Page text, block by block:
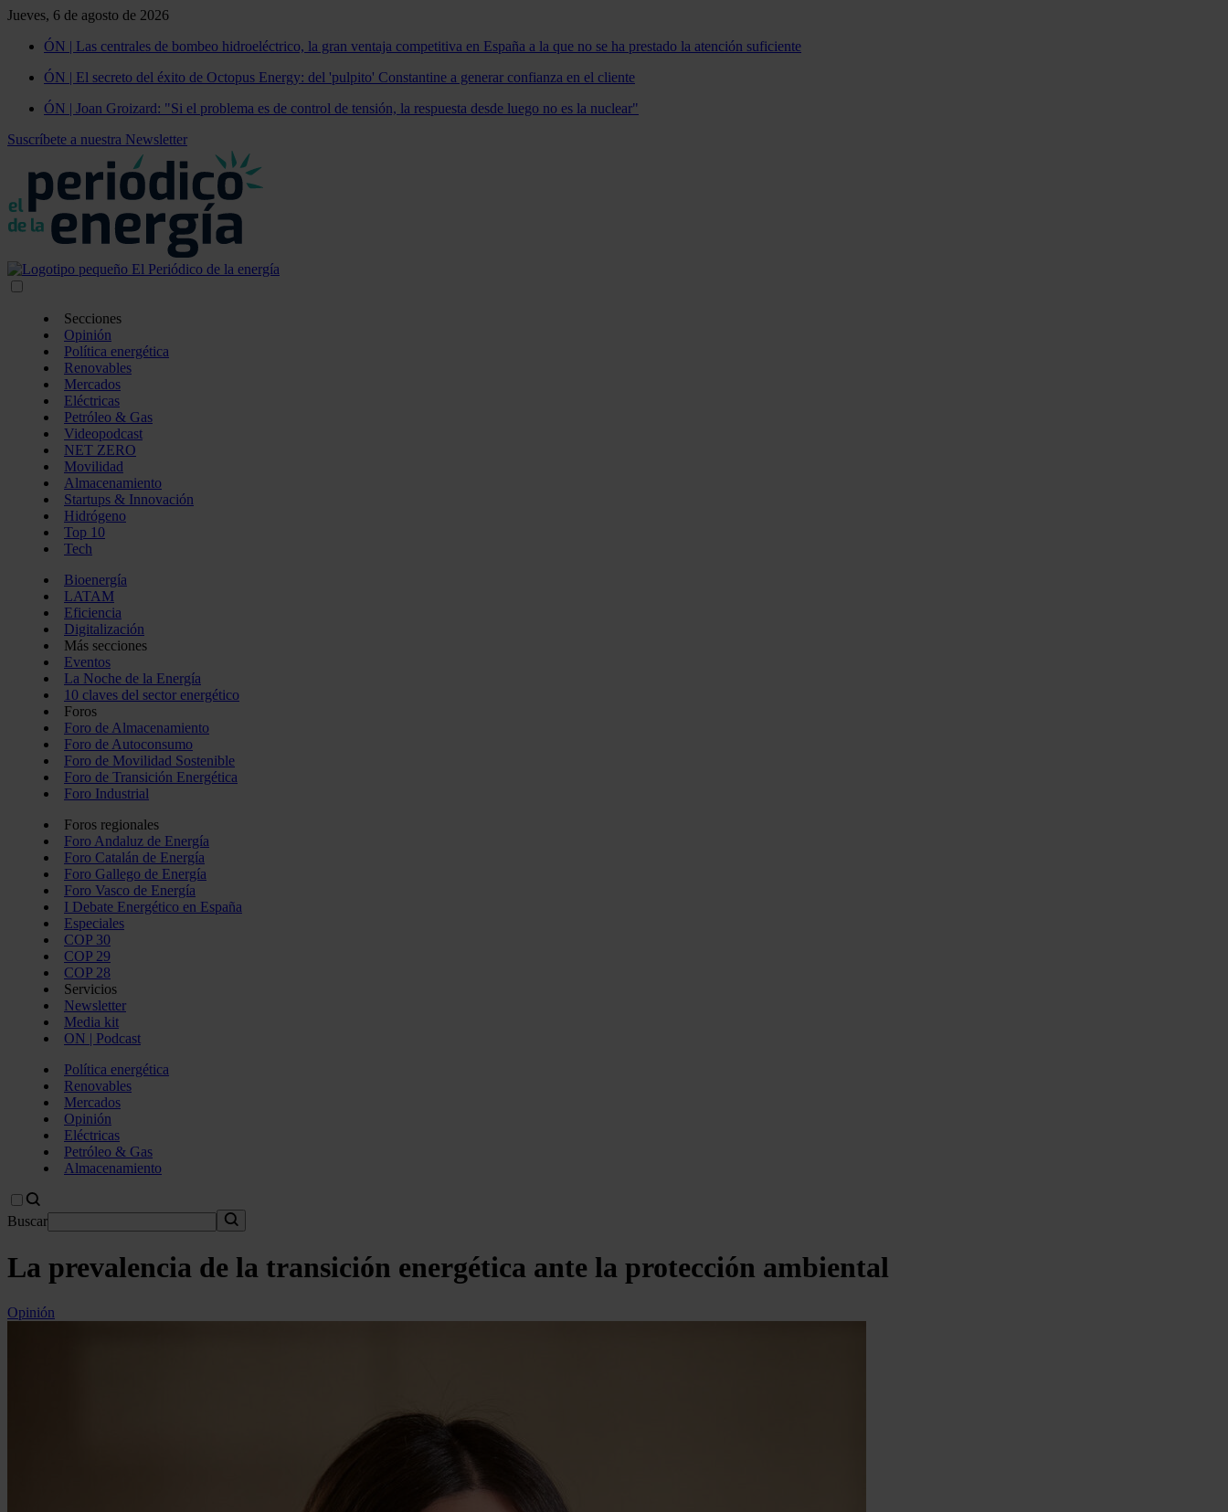
Jueves, 6 de agosto de 2026
ÓN | Las centrales de bombeo hidroeléctrico, la gran ventaja competitiva en España a la que no se ha prestado la atención suficiente
ÓN | El secreto del éxito de Octopus Energy: del 'pulpito' Constantine a generar confianza en el cliente
ÓN | Joan Groizard: "Si el problema es de control de tensión, la respuesta desde luego no es la nuclear"
Suscríbete a nuestra Newsletter
Secciones
Opinión
Política energética
Renovables
Mercados
Eléctricas
Petróleo & Gas
Videopodcast
NET ZERO
Movilidad
Almacenamiento
Startups & Innovación
Hidrógeno
Top 10
Tech
Bioenergía
LATAM
Eficiencia
Digitalización
Más secciones
Eventos
La Noche de la Energía
10 claves del sector energético
Foros
Foro de Almacenamiento
Foro de Autoconsumo
Foro de Movilidad Sostenible
Foro de Transición Energética
Foro Industrial
Foros regionales
Foro Andaluz de Energía
Foro Catalán de Energía
Foro Gallego de Energía
Foro Vasco de Energía
I Debate Energético en España
Especiales
COP 30
COP 29
COP 28
Servicios
Newsletter
Media kit
ON | Podcast
Política energética
Renovables
Mercados
Opinión
Eléctricas
Petróleo & Gas
Almacenamiento
Buscar
La prevalencia de la transición energética ante la protección ambiental
Opinión